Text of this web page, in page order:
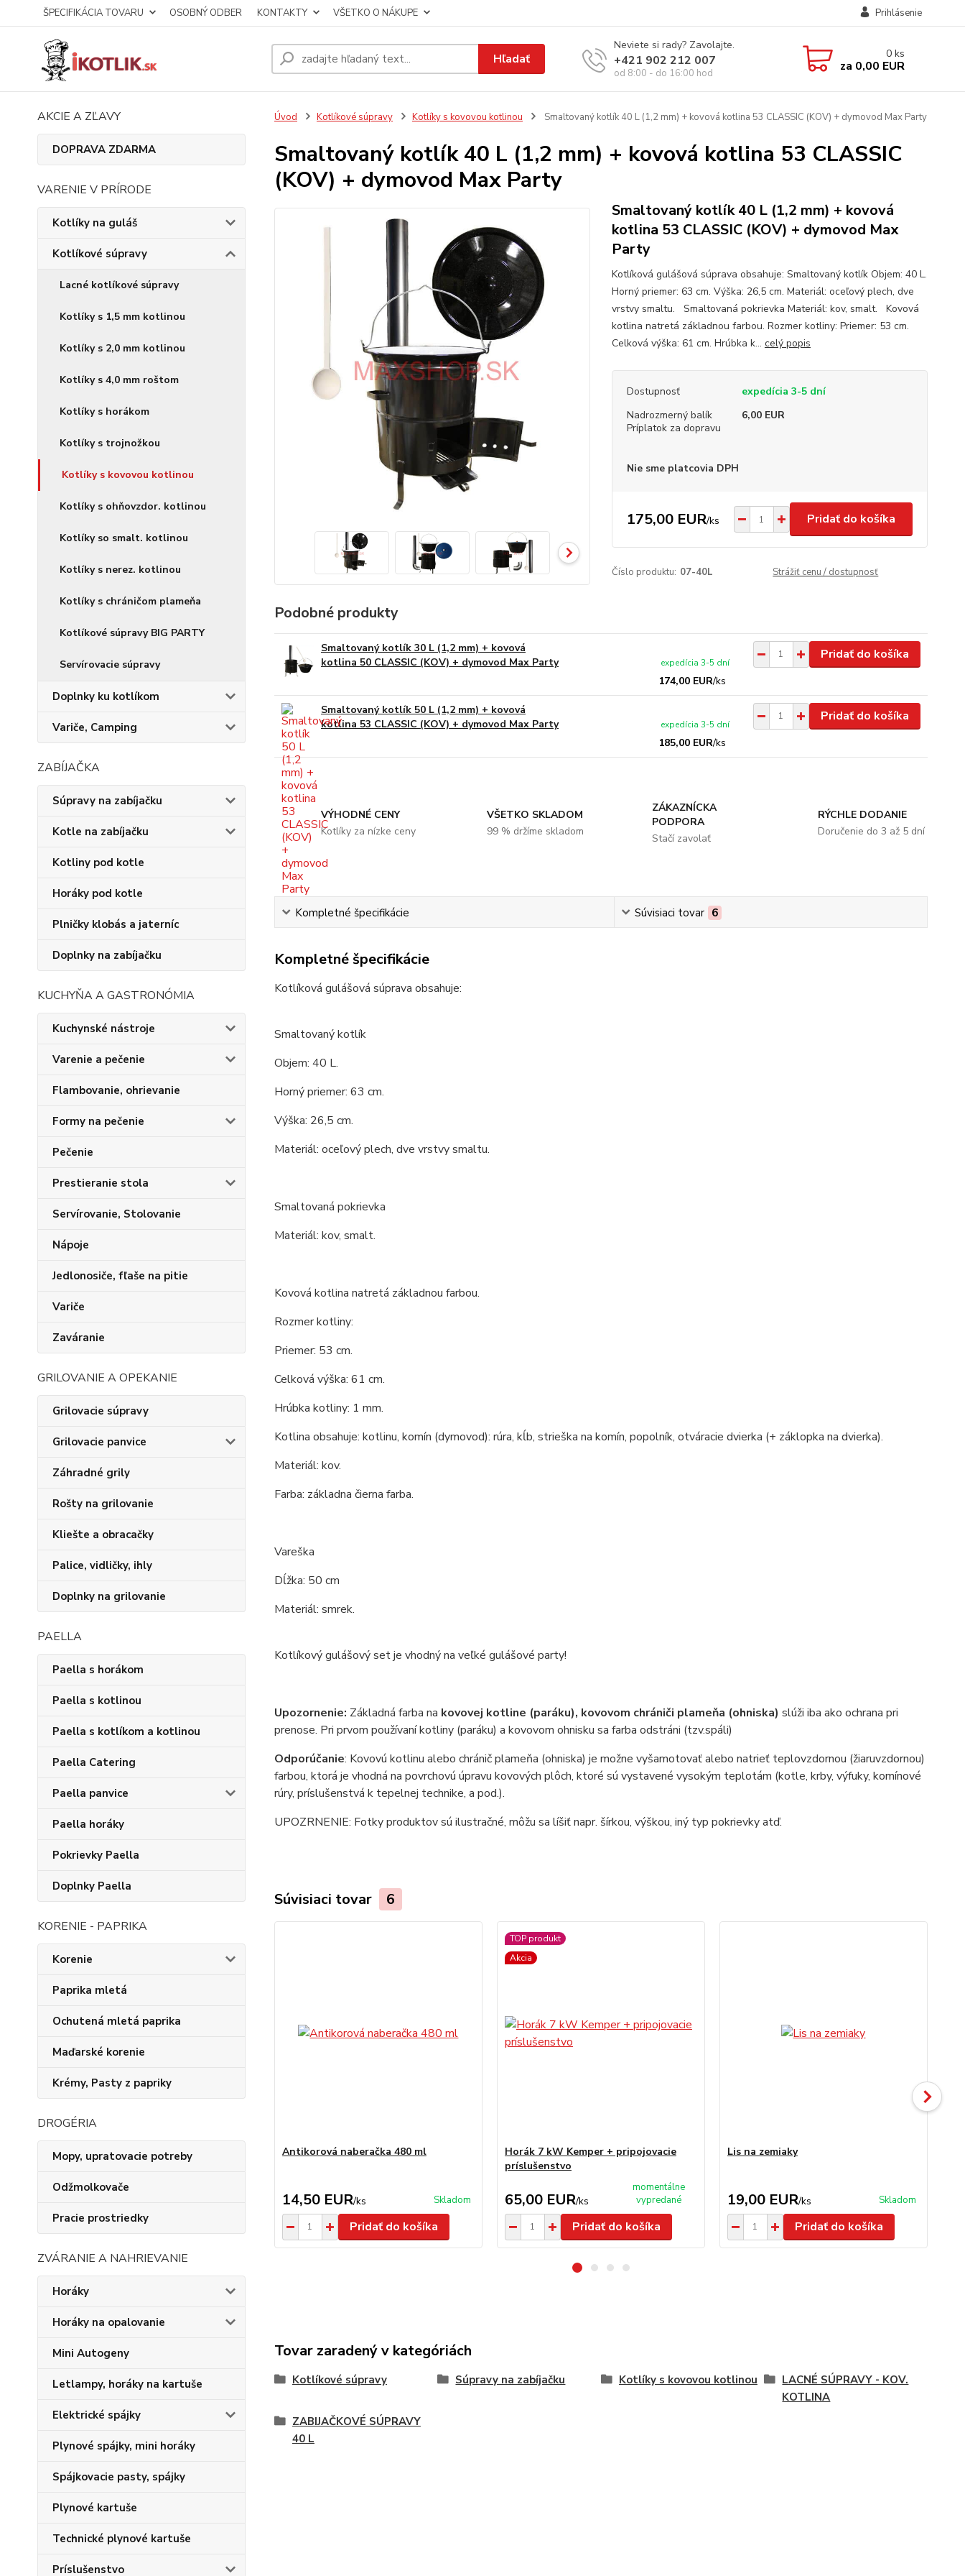
ŠPECIFIKÁCIA TOVARU OSOBNÝ ODBER KONTAKTY VŠETKO O NÁKUPE Prihlásenie
Hľadať
Neviete si rady? Zavolajte.
+421 902 212 007
od 8:00 - do 16:00 hod
0 ks
za 0,00 EUR
AKCIE A ZĽAVY
DOPRAVA ZDARMA
VARENIE V PRÍRODE
Kotlíky na guláš
Kotlíkové súpravy
Lacné kotlíkové súpravy
Kotlíky s 1,5 mm kotlinou
Kotlíky s 2,0 mm kotlinou
Kotlíky s 4,0 mm roštom
Kotlíky s horákom
Kotlíky s trojnožkou
Kotlíky s kovovou kotlinou
Kotlíky s ohňovzdor. kotlinou
Kotlíky so smalt. kotlinou
Kotlíky s nerez. kotlinou
Kotlíky s chráničom plameňa
Kotlíkové súpravy BIG PARTY
Servírovacie súpravy
Doplnky ku kotlíkom
Variče, Camping
ZABÍJAČKA
Súpravy na zabíjačku
Kotle na zabíjačku
Kotliny pod kotle
Horáky pod kotle
Plničky klobás a jaterníc
Doplnky na zabíjačku
KUCHYŇA A GASTRONÓMIA
Kuchynské nástroje
Varenie a pečenie
Flambovanie, ohrievanie
Formy na pečenie
Pečenie
Prestieranie stola
Servírovanie, Stolovanie
Nápoje
Jedlonosiče, fľaše na pitie
Variče
Zaváranie
GRILOVANIE A OPEKANIE
Grilovacie súpravy
Grilovacie panvice
Záhradné grily
Rošty na grilovanie
Kliešte a obracačky
Palice, vidličky, ihly
Doplnky na grilovanie
PAELLA
Paella s horákom
Paella s kotlinou
Paella s kotlíkom a kotlinou
Paella Catering
Paella panvice
Paella horáky
Pokrievky Paella
Doplnky Paella
KORENIE - PAPRIKA
Korenie
Paprika mletá
Ochutená mletá paprika
Maďarské korenie
Krémy, Pasty z papriky
DROGÉRIA
Mopy, upratovacie potreby
Odžmolkovače
Pracie prostriedky
ZVÁRANIE A NAHRIEVANIE
Horáky
Horáky na opalovanie
Mini Autogeny
Letlampy, horáky na kartuše
Elektrické spájky
Plynové spájky, mini horáky
Spájkovacie pasty, spájky
Plynové kartuše
Technické plynové kartuše
Príslušenstvo
Úvod Kotlíkové súpravy Kotlíky s kovovou kotlinou Smaltovaný kotlík 40 L (1,2 mm) + kovová kotlina 53 CLASSIC (KOV) + dymovod Max Party
Smaltovaný kotlík 40 L (1,2 mm) + kovová kotlina 53 CLASSIC
(KOV) + dymovod Max Party
Smaltovaný kotlík 40 L (1,2 mm) + kovová
kotlina 53 CLASSIC (KOV) + dymovod Max
Party
Kotlíková gulášová súprava obsahuje: Smaltovaný kotlík Objem: 40 L.
Horný priemer: 63 cm. Výška: 26,5 cm. Materiál: oceľový plech, dve
vrstvy smaltu. Smaltovaná pokrievka Materiál: kov, smalt. Kovová
kotlina natretá základnou farbou. Rozmer kotliny: Priemer: 53 cm.
Celková výška: 61 cm. Hrúbka k... celý popis
Dostupnosť
expedícia 3-5 dní
Nadrozmerný balík
Príplatok za dopravu
6,00 EUR
Nie sme platcovia DPH
175,00 EUR/ks Pridať do košíka
Číslo produktu: 07-40L Strážiť cenu / dostupnosť
Podobné produkty
Smaltovaný kotlík 30 L (1,2 mm) + kovová
kotlina 50 CLASSIC (KOV) + dymovod Max Party
174,00 EUR/ks
expedícia 3-5 dní
Pridať do košíka
Smaltovaný kotlík 50 L (1,2 mm) + kovová
kotlina 53 CLASSIC (KOV) + dymovod Max Party
185,00 EUR/ks
expedícia 3-5 dní
Pridať do košíka
VÝHODNÉ CENY
Kotlíky za nízke ceny
VŠETKO SKLADOM
99 % držíme skladom
ZÁKAZNÍCKA
PODPORA
Stačí zavolať
RÝCHLE DODANIE
Doručenie do 3 až 5 dní
Kompletné špecifikácie Súvisiaci tovar 6
Kompletné špecifikácie
Kotlíková gulášová súprava obsahuje:
Smaltovaný kotlík
Objem: 40 L.
Horný priemer: 63 cm.
Výška: 26,5 cm.
Materiál: oceľový plech, dve vrstvy smaltu.
Smaltovaná pokrievka
Materiál: kov, smalt.
Kovová kotlina natretá základnou farbou.
Rozmer kotliny:
Priemer: 53 cm.
Celková výška: 61 cm.
Hrúbka kotliny: 1 mm.
Kotlina obsahuje: kotlinu, komín (dymovod): rúra, kĺb, strieška na komín, popolník, otváracie dvierka (+ záklopka na dvierka).
Materiál: kov.
Farba: základna čierna farba.
Vareška
Dĺžka: 50 cm
Materiál: smrek.
Kotlíkový gulášový set je vhodný na veľké gulášové party!
Upozornenie: Základná farba na kovovej kotline (paráku), kovovom chrániči plameňa (ohniska) slúži iba ako ochrana pri
prenose. Pri prvom používaní kotliny (paráku) a kovovom ohnisku sa farba odstráni (tzv.spáli)
Odporúčanie: Kovovú kotlinu alebo chránič plameňa (ohniska) je možne vyšamotovať alebo natrieť teplovzdornou (žiaruvzdornou)
farbou, ktorá je vhodná na povrchovú úpravu kovových plôch, ktoré sú vystavené vysokým teplotám (kotle, krby, výfuky, komínové
rúry, príslušenstvá k tepelnej technike, a pod.).
UPOZRNENIE: Fotky produktov sú ilustračné, môžu sa líšiť napr. šírkou, výškou, iný typ pokrievky atď.
Súvisiaci tovar 6
Antikorová naberačka 480 ml
14,50 EUR/ks Skladom
Pridať do košíka
TOP produkt
Akcia
Horák 7 kW Kemper + pripojovacie
príslušenstvo
65,00 EUR/ks
momentálne
vypredané
Pridať do košíka
Lis na zemiaky
19,00 EUR/ks Skladom
Pridať do košíka
Tovar zaradený v kategóriách
Kotlíkové súpravy Súpravy na zabíjačku Kotlíky s kovovou kotlinou
LACNÉ SÚPRAVY - KOV.
KOTLINA
ZABIJAČKOVÉ SÚPRAVY
40 L